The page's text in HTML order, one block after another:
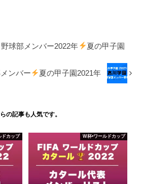
野球部メンバー2022年 夏の甲子園
ンバー 夏の甲子園2021年
の記事も人気です。
ドカップ W杯•ワールドカップ